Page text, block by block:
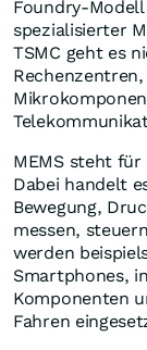
Foundry-
spezialisierter
TSMC geht es
MEMS steht
Dabei handelt
Bewegung,
messen,
werden
Smartphones,
Komponenten
Fahren